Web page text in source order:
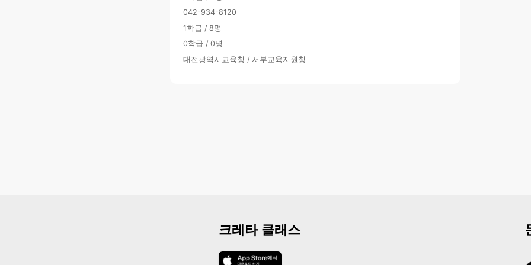
042-934-8120
1학급 / 8명
0학급 / 0명
대전광역시교육청 / 서부교육지원청
크레타 클래스